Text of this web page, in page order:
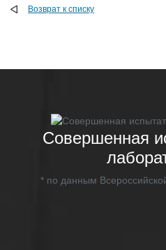
Возврат к списку
Совершенная
* по данным